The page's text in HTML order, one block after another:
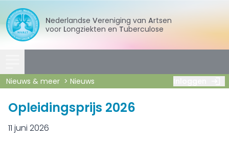
Nederlandse Vereniging van
Artsen
voor Longziekten en Tuberculose
Nieuws & meer Nieuws
Opleidingsprijs 2026
11 juni 2026